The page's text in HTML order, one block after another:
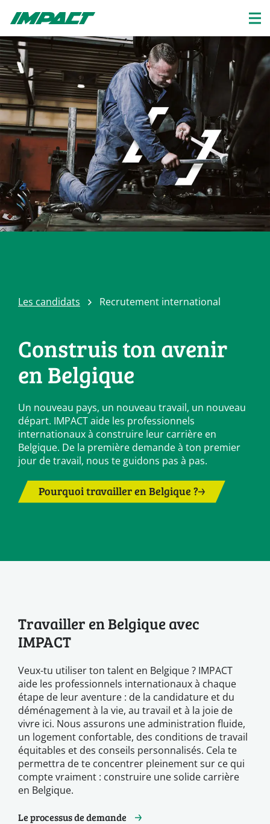
Les candidats Recrutement international
Construis ton avenir
en Belgique
Un nouveau pays, un nouveau travail, un nouveau
départ. IMPACT aide les professionnels
internationaux à construire leur carrière en
Belgique. De la première demande à ton premier
jour de travail, nous te guidons pas à pas.
Pourquoi travailler en Belgique ?
Travailler en Belgique avec
IMPACT
Veux-tu utiliser ton talent en Belgique ? IMPACT
aide les professionnels internationaux à chaque
étape de leur aventure : de la candidature et du
déménagement à la vie, au travail et à la joie de
vivre ici. Nous assurons une administration fluide,
un logement confortable, des conditions de travail
équitables et des conseils personnalisés. Cela te
permettra de te concentrer pleinement sur ce qui
compte vraiment : construire une solide carrière
en Belgique.
Le processus de demande